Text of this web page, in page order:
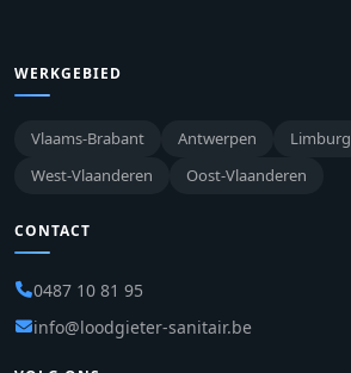
WERKGEBIED
Vlaams-Brabant Antwerpen
Limburg
West-Vlaanderen
Oost-Vlaanderen
CONTACT
0487 10 81 95
info@loodgieter-sanitair.be